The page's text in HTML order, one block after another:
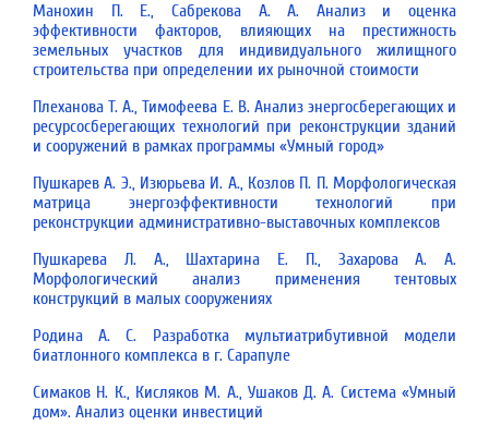
Манохин П. Е., Сабрекова А. А. Анализ и оценка
эффективности факторов, влияющих на престижность
земельных участков для индивидуального жилищного
строительства при определении их рыночной стоимости
Плеханова Т. А., Тимофеева Е. В. Анализ энергосберегающих и
ресурсосберегающих технологий при реконструкции зданий
и сооружений в рамках программы «Умный город»
Пушкарев А. Э., Изюрьева И. А., Козлов П. П. Морфологическая
матрица энергоэффективности технологий при
реконструкции административно-выставочных комплексов
Пушкарева Л. А., Шахтарина Е. П., Захарова А. А.
Морфологический анализ применения тентовых
конструкций в малых сооружениях
Родина А. С. Разработка мультиатрибутивной модели
биатлонного комплекса в г. Сарапуле
Симаков Н. К., Кисляков М. А., Ушаков Д. А. Система «Умный
дом». Анализ оценки инвестиций